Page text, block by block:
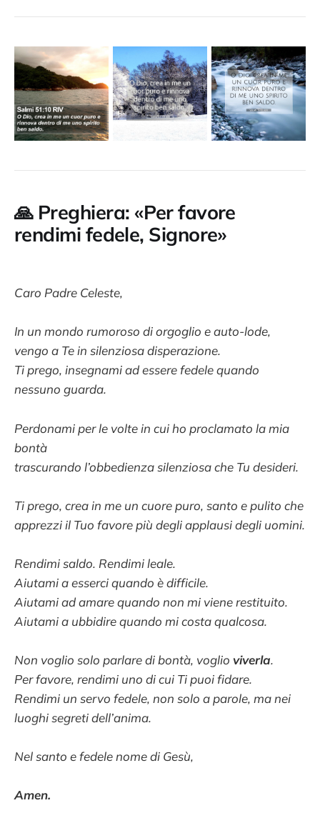
🙏 Preghiera: «Per favore
rendimi fedele, Signore»
Caro Padre Celeste,
In un mondo rumoroso di orgoglio e auto-lode,
vengo a Te in silenziosa disperazione.
Ti prego, insegnami ad essere fedele quando
nessuno guarda.
Perdonami per le volte in cui ho proclamato la mia
bontà
trascurando l’obbedienza silenziosa che Tu desideri.
Ti prego, crea in me un cuore puro, santo e pulito che
apprezzi il Tuo favore più degli applausi degli uomini.
Rendimi saldo. Rendimi leale.
Aiutami a esserci quando è difficile.
Aiutami ad amare quando non mi viene restituito.
Aiutami a ubbidire quando mi costa qualcosa.
Non voglio solo parlare di bontà, voglio viverla.
Per favore, rendimi uno di cui Ti puoi fidare.
Rendimi un servo fedele, non solo a parole, ma nei
luoghi segreti dell’anima.
Nel santo e fedele nome di Gesù,
Amen.